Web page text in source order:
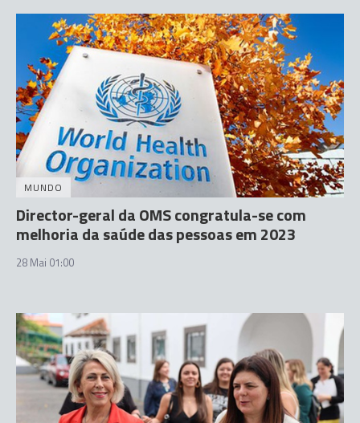
MUNDO
Director-geral da OMS congratula-se com
melhoria da saúde das pessoas em 2023
28 Mai 01:00